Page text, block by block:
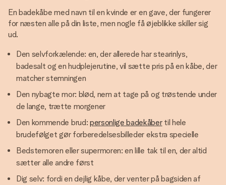
En badekåbe med navn til en kvinde er en gave, der fungerer
for næsten alle på din liste, men nogle få øjeblikke skiller sig
ud.
Den selvforkælende: en, der allerede har stearinlys,
badesalt og en hudplejerutine, vil sætte pris på en kåbe, der
matcher stemningen
Den nybagte mor: blød, nem at tage på og trøstende under
de lange, trætte morgener
Den kommende brud: personlige badekåbertil hele
brudefølget gør forberedelsesbilleder ekstra specielle
Bedstemoren eller supermoren: en lille tak til en, der altid
sætter alle andre først
Dig selv: fordi en dejlig kåbe, der venter på bagsiden af